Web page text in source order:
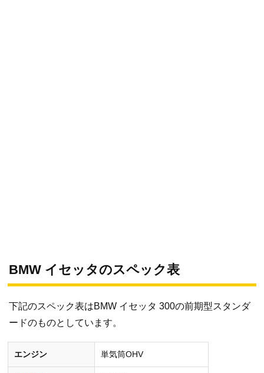
BMW イセッタのスペック表
下記のスペック表はBMW イセッタ 300の前期型スタンダ
ードのものとしています。
エンジン 単気筒OHV